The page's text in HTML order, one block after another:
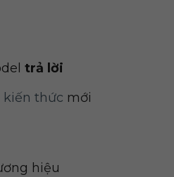
trả lời
kiến thức mới
hiệu